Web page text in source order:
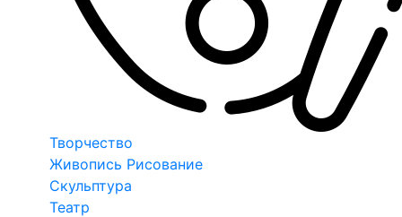
Творчество
Живопись Рисование
Скульптура
Театр